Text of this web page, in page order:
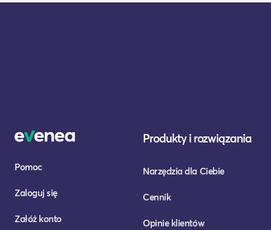
Pomoc
Zaloguj się
Załóż konto
Produkty i rozwiązania
Narzędzia dla Ciebie
Cennik
Opinie klientów